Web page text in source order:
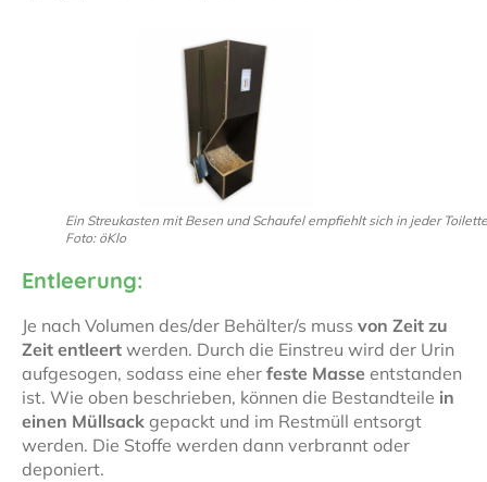
Ein Streukasten mit Besen und Schaufel empfiehlt sich in jeder
Foto: öKlo
Entleerung:
Je nach Volumen des/der Behälter/s muss von Zeit zu
Zeit entleert werden. Durch die Einstreu wird der Urin
aufgesogen, sodass eine eher feste Masse entstanden
ist. Wie oben beschrieben, können die Bestandteile in
einen Müllsack gepackt und im Restmüll entsorgt
werden. Die Stoffe werden dann verbrannt oder
deponiert.